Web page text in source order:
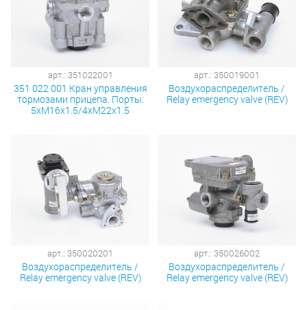
арт.: 351022001
351 022 001 Кран управления
тормозами прицепа. Порты:
5xM16x1.5/4xM22x1.5
арт.: 350019001
Воздухораспределитель /
Relay emergency valve (REV)
арт.: 350020201
Воздухораспределитель /
Relay emergency valve (REV)
арт.: 350026002
Воздухораспределитель /
Relay emergency valve (REV)